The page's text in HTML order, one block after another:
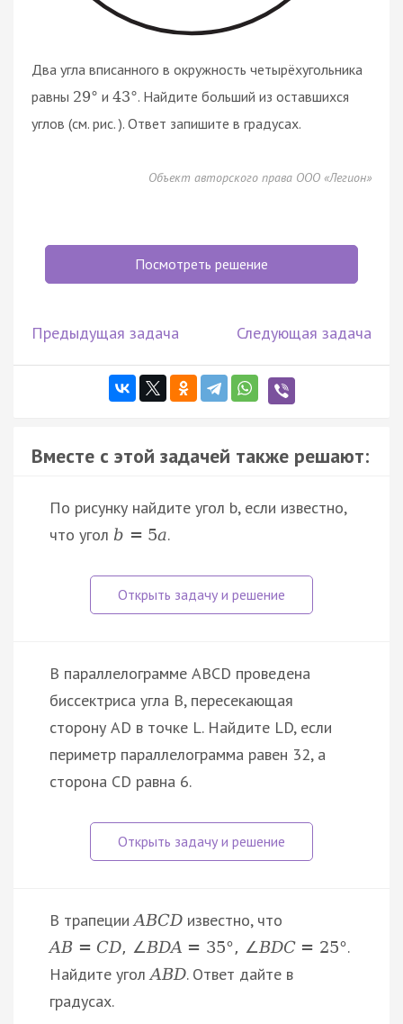
Два угла вписанного в окружность четырёхугольника
равны 29° и 43°. Найдите больший из оставшихся
углов (см. рис. ). Ответ запишите в градусах.
Объект авторского права ООО «Легион»
Посмотреть решение
Предыдущая задача Следующая задача
Вместе с этой задачей также решают:
По рисунку найдите угол b, если известно,
что угол b = 5a.
В параллелограмме ABCD проведена
биссектриса угла B, пересекающая
сторону AD в точке L. Найдите LD, если
периметр параллелограмма равен 32, а
сторона CD равна 6.
В трапецииABCD известно, что
AB = CD, ∠BDA = 35°, ∠BDC = 25°.
Найдите уголABD. Ответ дайте в
градусах.